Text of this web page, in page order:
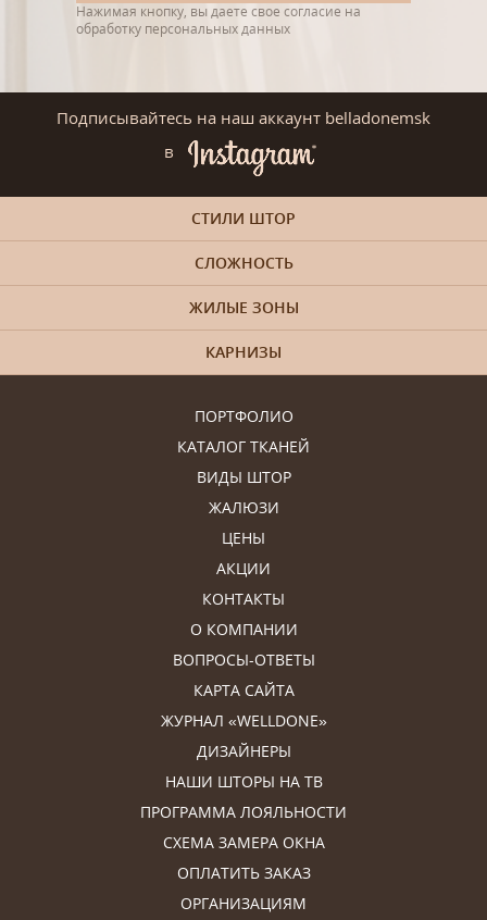
Нажимая кнопку, вы даете свое согласие на
обработку персональных данных
Подписывайтесь на наш аккаунт belladonemsk
в
ПОРТФОЛИО
КАТАЛОГ ТКАНЕЙ
ВИДЫ ШТОР
ЖАЛЮЗИ
ЦЕНЫ
АКЦИИ
КОНТАКТЫ
О КОМПАНИИ
ВОПРОСЫ-ОТВЕТЫ
КАРТА САЙТА
ЖУРНАЛ «WELLDONE»
ДИЗАЙНЕРЫ
НАШИ ШТОРЫ НА ТВ
ПРОГРАММА ЛОЯЛЬНОСТИ
СХЕМА ЗАМЕРА ОКНА
ОПЛАТИТЬ ЗАКАЗ
ОРГАНИЗАЦИЯМ
СТИЛИ ШТОР
СЛОЖНОСТЬ
ЖИЛЫЕ ЗОНЫ
КАРНИЗЫ